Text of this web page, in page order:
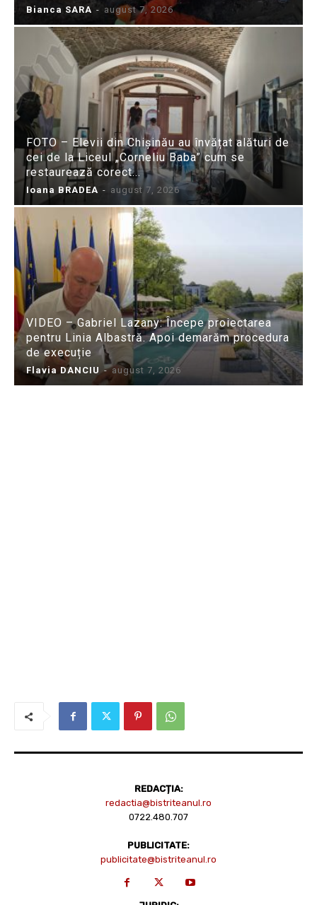
Bianca SARA - august 7, 2026
FOTO – Elevii din Chișinău au învățat alături de
cei de la Liceul „Corneliu Baba” cum se
restaurează corect...
Ioana BRADEA - august 7, 2026
VIDEO – Gabriel Lazany: Începe proiectarea
pentru Linia Albastră. Apoi demarăm procedura
de execuție
Flavia DANCIU - august 7, 2026
REDACȚIA:
redactia@bistriteanul.ro
0722.480.707
PUBLICITATE:
publicitate@bistriteanul.ro